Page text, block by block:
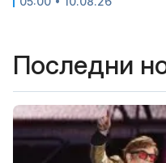
Последни